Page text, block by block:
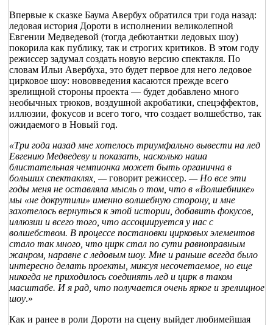
Впервые к сказке Баума Авербух обратился три года назад:
ледовая история Дороти в исполнении великолепной
Евгении Медведевой (тогда дебютантки ледовых шоу)
покорила как публику, так и строгих критиков. В этом году
режиссер задумал создать новую версию спектакля. По
словам Ильи Авербуха, это будет первое для него ледовое
цирковое шоу: нововведения касаются прежде всего
зрелищной стороны проекта — будет добавлено много
необычных трюков, воздушной акробатики, спецэффектов,
иллюзии, фокусов и всего того, что создает волшебство, так
ожидаемого в Новый год.
«Три года назад мне хотелось триумфально вывести на лед
Евгению Медведеву и показать, насколько наша
блистательная чемпионка может быть органична в
больших спектаклях, — говорит режиссер. — Но все эти
годы меня не оставляла мысль о том, что в «Волшебнике»
мы «не докрутили» именно волшебную сторону, и мне
захотелось вернуться к этой истории, добавить фокусов,
иллюзии и всего того, что ассоциируется у нас с
волшебством. В процессе постановки цирковых элементов
стало так много, что цирк стал по сути равноправным
жанром, наравне с ледовым шоу. Мне и раньше всегда было
интересно делать проекты, миксуя несочетаемое, но еще
никогда не приходилось соединять лед и цирк в таком
масштабе. И я рад, что получается очень яркое и зрелищное
шоу.»
Как и ранее в роли Дороти на сцену выйдет любимейшая